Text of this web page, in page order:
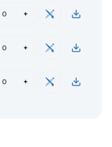
+
+
+